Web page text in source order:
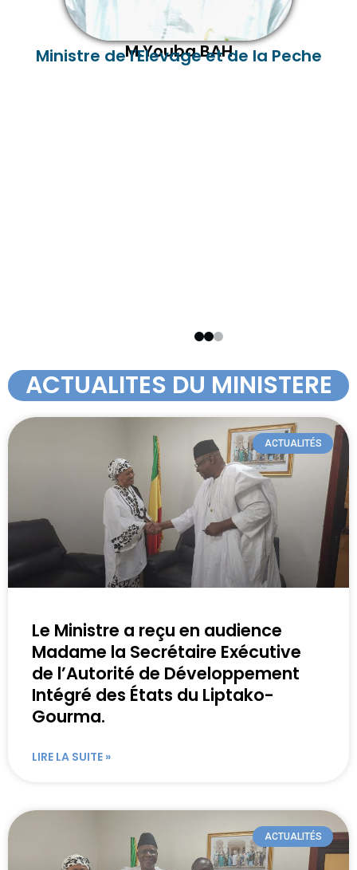
M.Youba BAH
Ministre de l'Elevage et de la Peche
ACTUALITES DU MINISTERE
ACTUALITÉS
Le Ministre a reçu en audience
Madame la Secrétaire Exécutive
de l’Autorité de Développement
Intégré des États du Liptako-
Gourma.
LIRE LA SUITE »
ACTUALITÉS